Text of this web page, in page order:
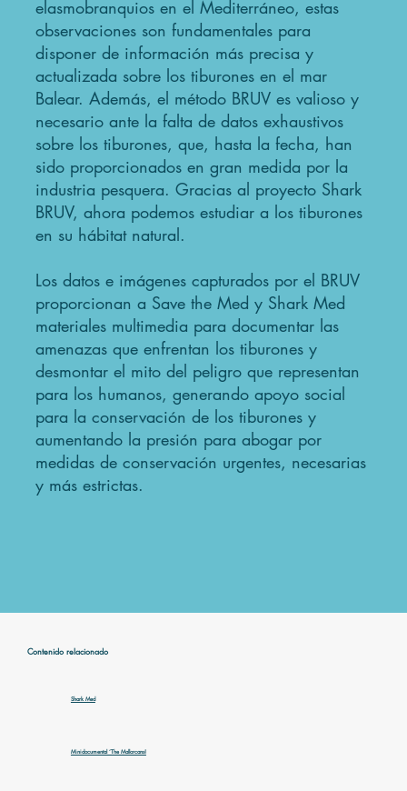
elasmobranquios en el Mediterráneo, estas
observaciones son fundamentales para
disponer de información más precisa y
actualizada sobre los tiburones en el mar
Balear. Además, el método BRUV es valioso y
necesario ante la falta de datos exhaustivos
sobre los tiburones, que, hasta la fecha, han
sido proporcionados en gran medida por la
industria pesquera. Gracias al proyecto Shark
BRUV, ahora podemos estudiar a los tiburones
en su hábitat natural.
Los datos e imágenes capturados por el BRUV
proporcionan a Save the Med y Shark Med
materiales multimedia para documentar las
amenazas que enfrentan los tiburones y
desmontar el mito del peligro que representan
para los humanos, generando apoyo social
para la conservación de los tiburones y
aumentando la presión para abogar por
medidas de conservación urgentes, necesarias
y más estrictas.
Contenido relacionado
Shark Med
Minidocumental ‘The Mallorcans!